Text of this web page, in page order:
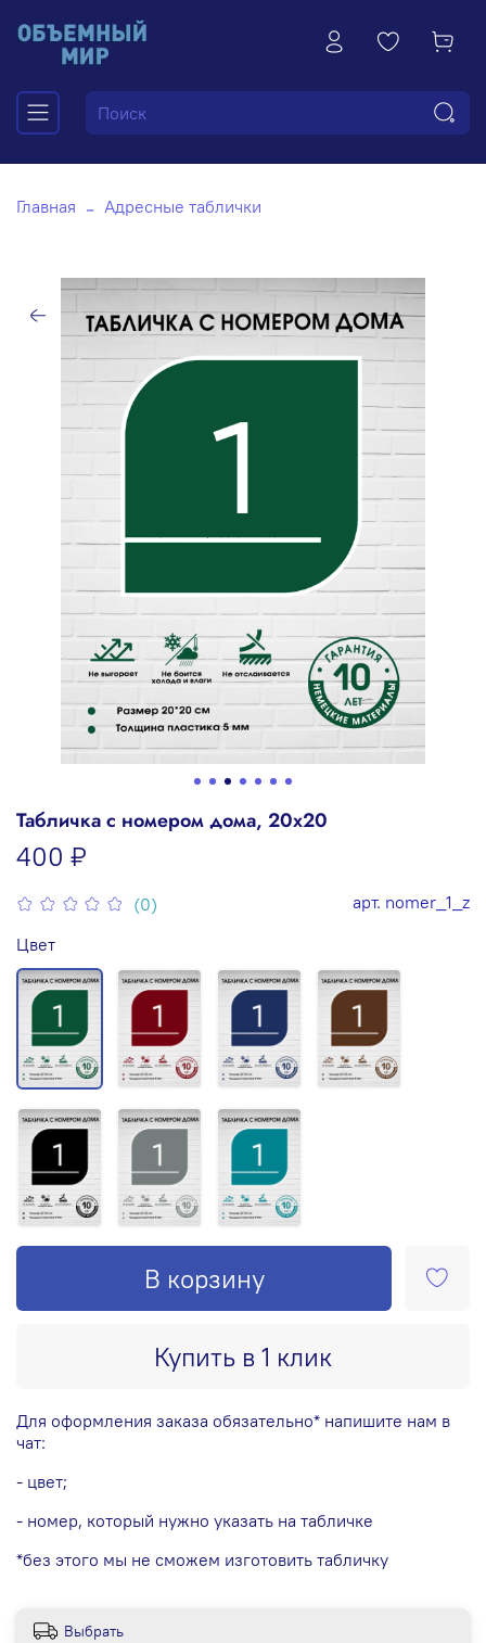
Главная Адресные таблички
(0) арт. nomer_1_z
Табличка с номером дома, 20х20
400 ₽
В корзину
Купить в 1 клик
Цвет
Для оформления заказа обязательно* напишите нам в
чат:
- цвет;
- номер, который нужно указать на табличке
*без этого мы не сможем изготовить табличку
Выбрать